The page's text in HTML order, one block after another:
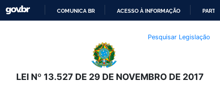
O
CONTEÚDO
COMUNICA BR ACESSO À INFORMAÇÃO
Pesquisar Legislação
LEI Nº 13.527 DE 29 DE NOVEMBRO DE 2017